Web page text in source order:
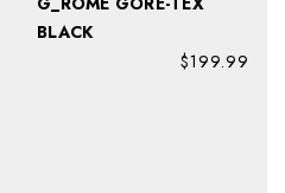
BLACK
$199.99